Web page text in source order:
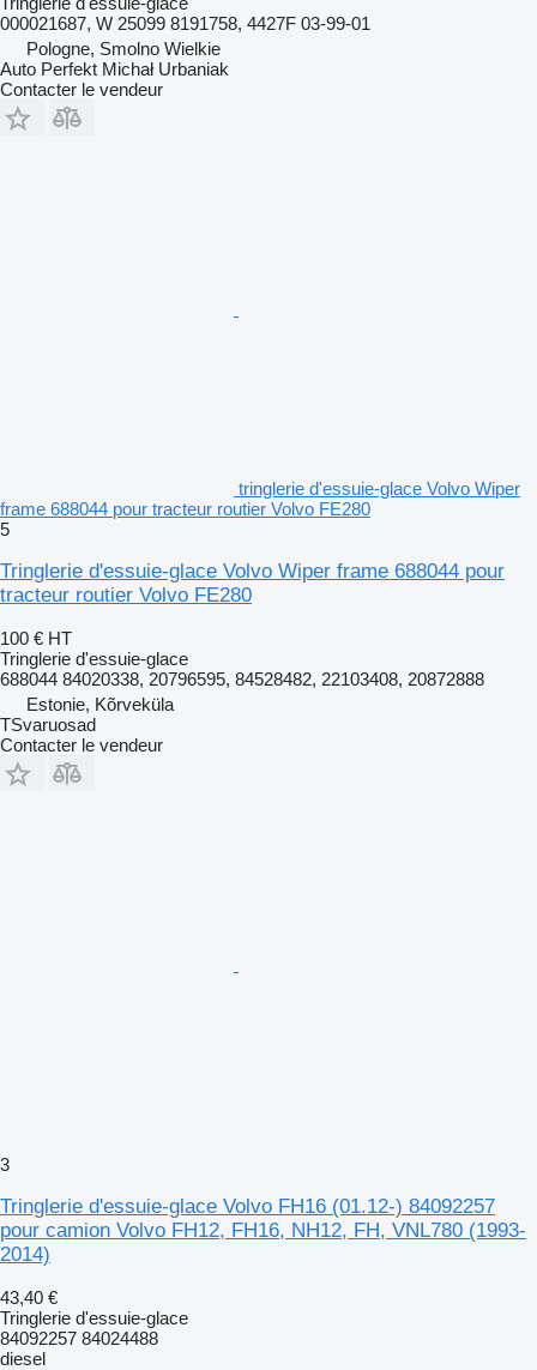
000021687, W 25099 8191758, 4427F 03-99-01
Pologne, Smolno Wielkie
Auto Perfekt Michał Urbaniak
Contacter le vendeur
tringlerie d'essuie-glace Volvo Wiper
frame 688044 pour tracteur routier Volvo FE280
5
Tringlerie d'essuie-glace Volvo Wiper frame 688044 pour
tracteur routier Volvo FE280
100 € HT
Tringlerie d'essuie-glace
688044 84020338, 20796595, 84528482, 22103408, 20872888
Estonie, Kõrveküla
TSvaruosad
Contacter le vendeur
3
Tringlerie d'essuie-glace Volvo FH16 (01.12-) 84092257
pour camion Volvo FH12, FH16, NH12, FH, VNL780 (1993-
2014)
43,40 €
Tringlerie d'essuie-glace
84092257 84024488
diesel